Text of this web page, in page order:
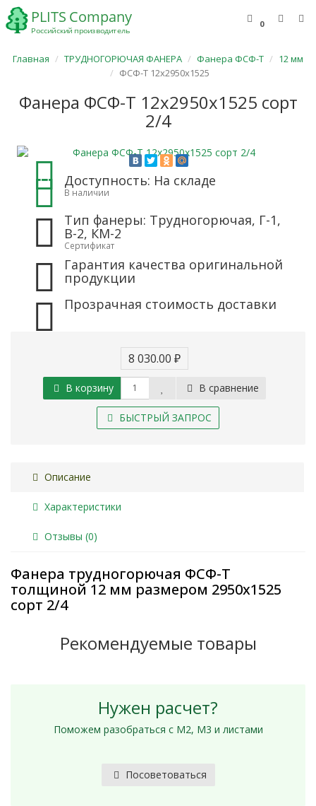
0
Главная ТРУДНОГОРЮЧАЯ ФАНЕРА Фанера ФСФ-Т
12 мм
ФСФ-Т 12х2950х1525
Фанера ФСФ-Т 12х2950х1525 сорт
2/4
Доступность: На складе
В наличии
Тип фанеры: Трудногорючая, Г-1,
В-2, КМ-2
Сертификат
Гарантия качества оригинальной
продукции
Прозрачная стоимость доставки
8 030.00 ₽
В корзину В сравнение
БЫСТРЫЙ ЗАПРОС
Описание
Характеристики
Отзывы (0)
Фанера трудногорючая ФСФ-Т
толщиной 12 мм размером 2950х1525
сорт 2/4
Рекомендуемые товары
Нужен расчет?
Поможем разобраться с М2, М3 и листами
Посоветоваться